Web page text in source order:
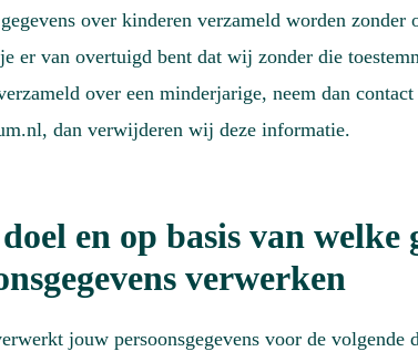
over kinderen verzameld worden zonder
er van overtuigd bent dat wij zonder die
over een minderjarige, neem dan
dan verwijderen wij deze informatie.
en op basis van welke
verwerken
jouw persoonsgegevens voor de volgende